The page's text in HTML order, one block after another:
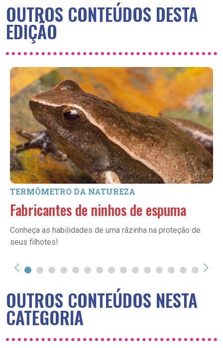
OUTROS CONTEÚDOS DESTA
EDIÇÃO
TERMÔMETRO DA NATUREZA
Fabricantes de ninhos de espuma
Conheça as habilidades de uma rãzinha na proteção de
seus filhotes!
OUTROS CONTEÚDOS NESTA
CATEGORIA